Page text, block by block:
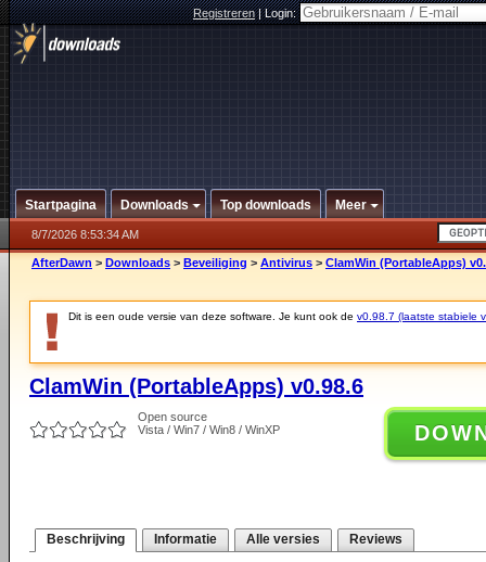
Registreren|Login:
Startpagina Downloads Top downloads Meer
8/7/2026 8:53:34 AM
AfterDawn > Downloads > Beveiliging > Antivirus > ClamWin (PortableApps)
Dit is een oude versie van deze software. Je kunt ook de v0.98.7 (laatste stabiele
ClamWin (PortableApps) v0.98.6
Open source
Vista / Win7 / Win8 / WinXP
Beschrijving Informatie Alle versies Reviews